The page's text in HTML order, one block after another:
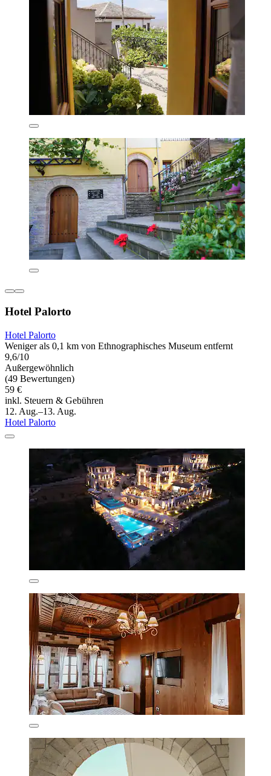
Hotel Palorto
Hotel Palorto
Weniger als 0,1 km von Ethnographisches Museum entfernt
9,6/10
Außergewöhnlich
(49 Bewertungen)
59 €
inkl. Steuern & Gebühren
12. Aug.–13. Aug.
Hotel Palorto